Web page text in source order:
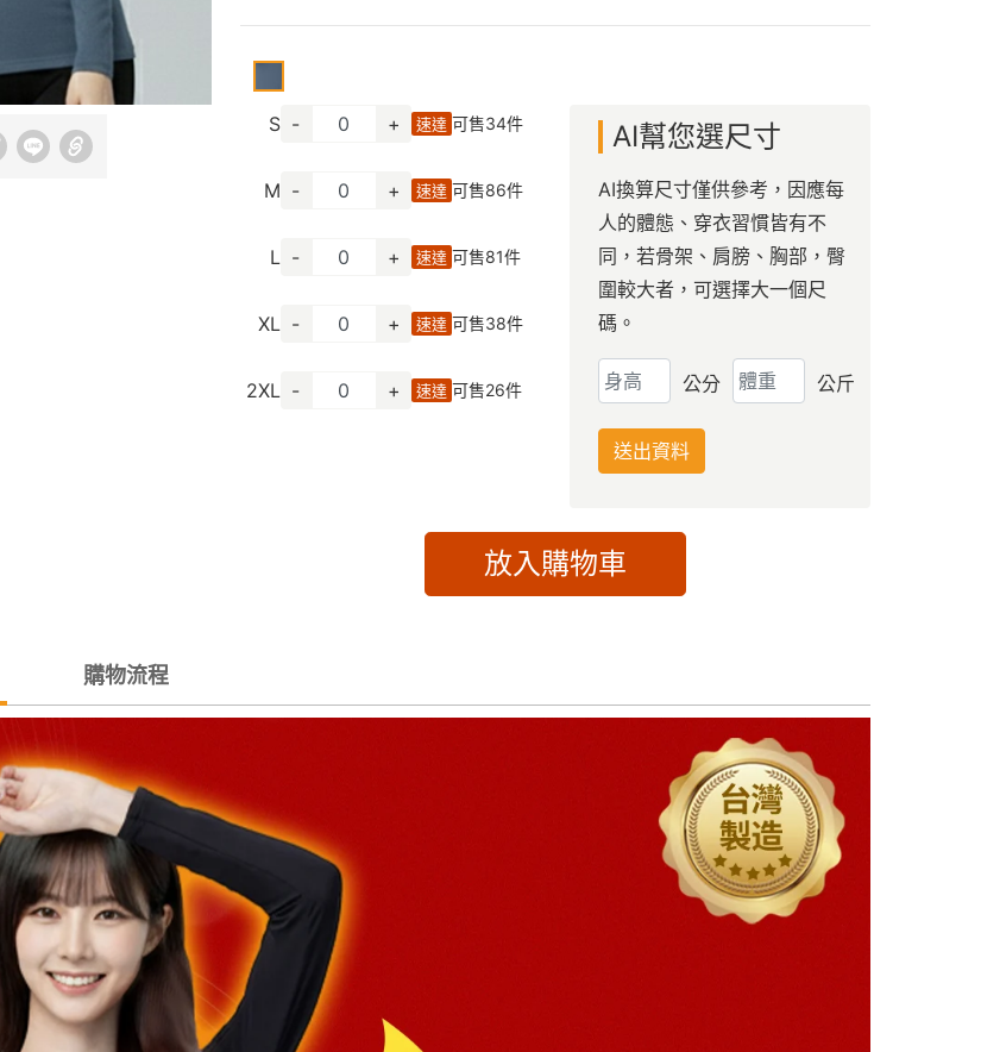
S - + 速達 可售34件
M - + 速達 可售86件
L - + 速達 可售81件
XL - + 速達 可售38件
2XL - + 速達 可售26件
AI幫您選尺寸
AI換算尺寸僅供參考，因應每
人的體態、穿衣習慣皆有不
同，若骨架、肩膀、胸部，臀
圍較大者，可選擇大一個尺
碼。
公分 公斤
送出資料
放入購物車
購物流程